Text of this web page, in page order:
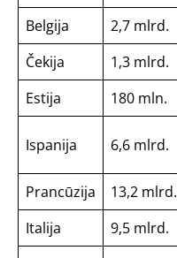
Belgija
2,7 mlrd.
Čekija
1,3 mlrd.
Estija
180 mln.
Ispanija 6,6 mlrd.
Prancūzija
13,2 mlrd.
Italija
9,5 mlrd.